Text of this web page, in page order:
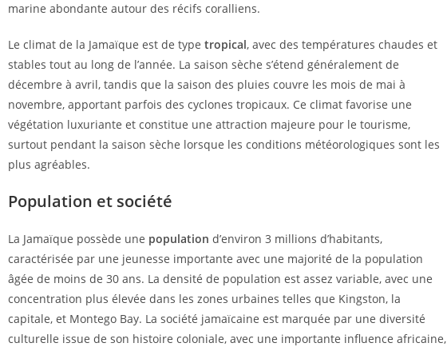
marine abondante autour des récifs coralliens.
Le climat de la Jamaïque est de type tropical, avec des températures chaudes et
stables tout au long de l’année. La saison sèche s’étend généralement de
décembre à avril, tandis que la saison des pluies couvre les mois de mai à
novembre, apportant parfois des cyclones tropicaux. Ce climat favorise une
végétation luxuriante et constitue une attraction majeure pour le tourisme,
surtout pendant la saison sèche lorsque les conditions météorologiques sont les
plus agréables.
Population et société
La Jamaïque possède une population d’environ 3 millions d’habitants,
caractérisée par une jeunesse importante avec une majorité de la population
âgée de moins de 30 ans. La densité de population est assez variable, avec une
concentration plus élevée dans les zones urbaines telles que Kingston, la
capitale, et Montego Bay. La société jamaïcaine est marquée par une diversité
culturelle issue de son histoire coloniale, avec une importante influence africaine,